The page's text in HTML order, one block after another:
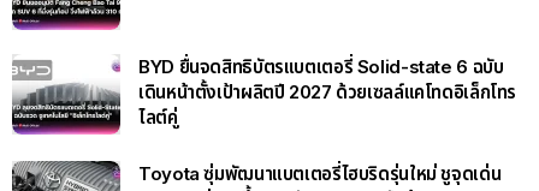
BYD ยื่นจดสิทธิบัตรแบตเตอรี่ Solid-state 6 ฉบับ
เดินหน้าตั้งเป้าผลิตปี 2027 ด้วยเซลล์แคโทดอิเล็กโทร
ไลต์คู่
Toyota ซุ่มพัฒนาแบตเตอรี่ไฮบริดรุ่นใหม่ ชูจุดเด่น